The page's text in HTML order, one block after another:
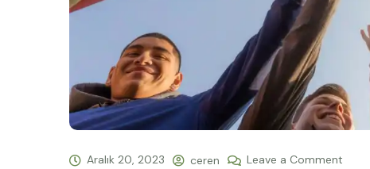
Aralık 20, 2023 ceren Leave a Comment